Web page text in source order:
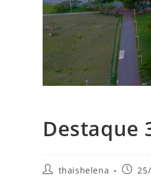
Destaque
thaishelena